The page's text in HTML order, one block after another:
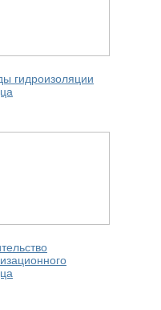
гидроизоляции